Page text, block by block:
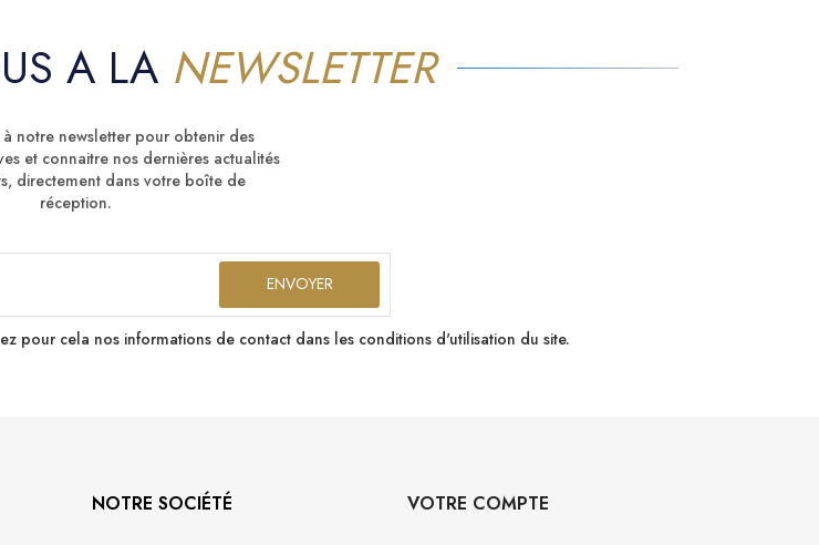
A LA NEWSLETTER
notre newsletter pour obtenir des
et connaitre nos dernières actualités
directement dans votre boîte de
réception.
pour cela nos informations de contact dans les conditions d'utilisation du site.
NOTRE SOCIÉTÉ VOTRE COMPTE